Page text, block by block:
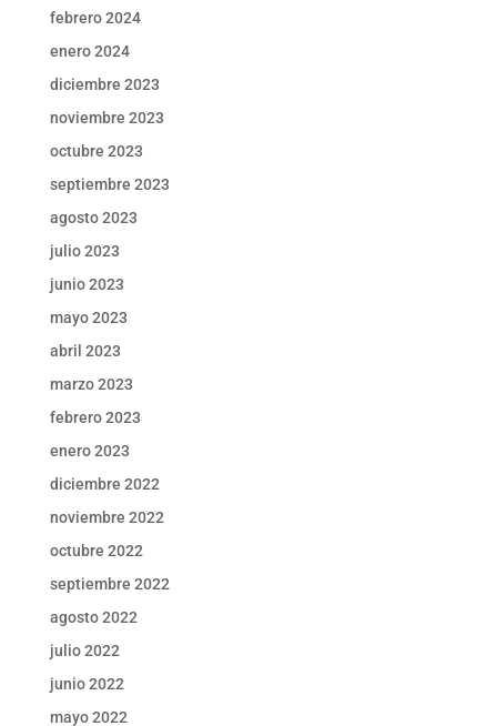
febrero 2024
enero 2024
diciembre 2023
noviembre 2023
octubre 2023
septiembre 2023
agosto 2023
julio 2023
junio 2023
mayo 2023
abril 2023
marzo 2023
febrero 2023
enero 2023
diciembre 2022
noviembre 2022
octubre 2022
septiembre 2022
agosto 2022
julio 2022
junio 2022
mayo 2022